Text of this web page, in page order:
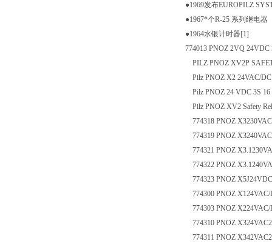
●1969发布EUROPILZ
●1967*个R-25 系列继电器
●1964水银计时器[1]
774013 PNOZ 2VQ 24VDC
PILZ PNOZ XV2P
Pilz PNOZ X2 24VAC/
Pilz PNOZ 24 VDC 3S 16
Pilz PNOZ XV2 Safety
774318 PNOZ
774319 PNOZ
774321 PNOZ
774322 PNOZ
774323 PNOZ
774300 PNOZ X124VAC/
774303 PNOZ X224VAC/
774310 PNOZ
774311 PNOZ